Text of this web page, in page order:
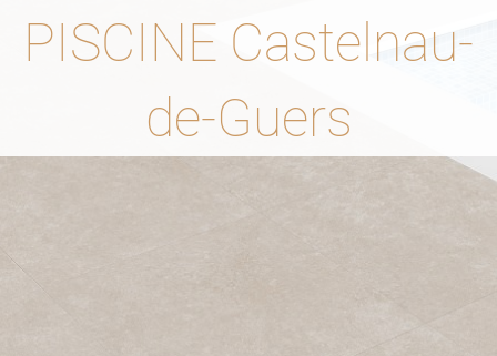
PISCINE Castelnau-
de-Guers